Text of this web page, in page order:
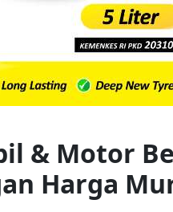
& Motor
Harga